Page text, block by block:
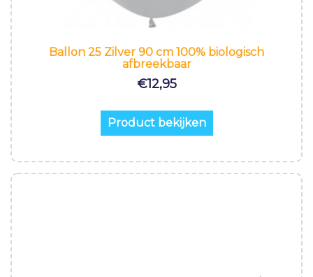
Ballon 25 Zilver 90 cm 100% biologisch
afbreekbaar
€12,95
Product bekijken